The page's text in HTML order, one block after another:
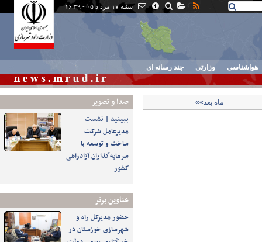
شنبه ۱۷ مرداد ۰۵ - ۱۶:۳۹
هواشناسی وزارتی چند رسانه ای
صدا و تصوير
ببینید | نشست
مدیرعامل شرکت
ساخت و توسعه با
سرمایه‌گذاران آزادراهی
کشور
عناوین برتر
حضور مدیرکل راه و
شهرسازی خوزستان در
ماه بعد»»